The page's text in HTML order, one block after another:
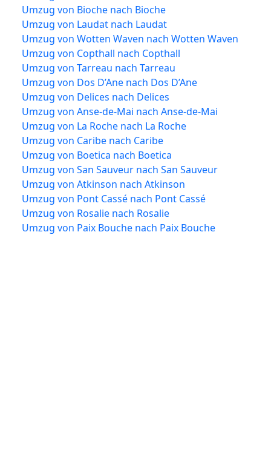
Umzug von Bioche nach Bioche
Umzug von Laudat nach Laudat
Umzug von Wotten Waven nach Wotten Waven
Umzug von Copthall nach Copthall
Umzug von Tarreau nach Tarreau
Umzug von Dos D’Ane nach Dos D’Ane
Umzug von Delices nach Delices
Umzug von Anse-de-Mai nach Anse-de-Mai
Umzug von La Roche nach La Roche
Umzug von Caribe nach Caribe
Umzug von Boetica nach Boetica
Umzug von San Sauveur nach San Sauveur
Umzug von Atkinson nach Atkinson
Umzug von Pont Cassé nach Pont Cassé
Umzug von Rosalie nach Rosalie
Umzug von Paix Bouche nach Paix Bouche